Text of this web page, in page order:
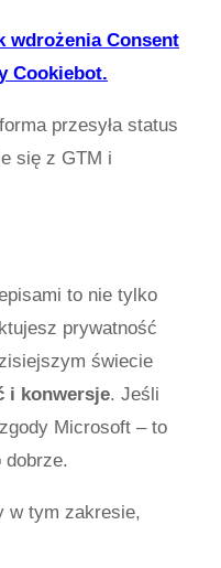
wdrożenia Consent
Cookiebot.
przesyła status
się z GTM i
to nie tylko
prywatność
świecie
i konwersje. Jeśli
Microsoft – to
dobrze.
w tym zakresie,